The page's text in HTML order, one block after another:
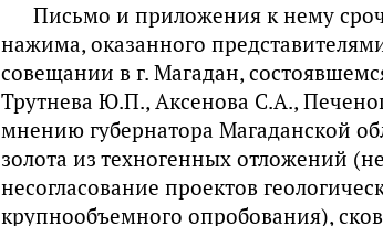
Письмо и приложения к нему
нажима, оказанного
совещании в г. Магадан,
Трутнева Ю.П., Аксенова С.А.,
мнению губернатора Магаданской
золота из техногенных отложений
несогласование проектов
крупнообъемного опробования),